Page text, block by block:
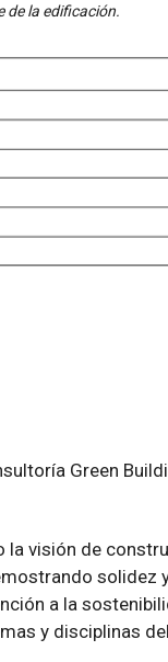
de la edificación.
Green
visión de
solidez
a la
y disciplinas